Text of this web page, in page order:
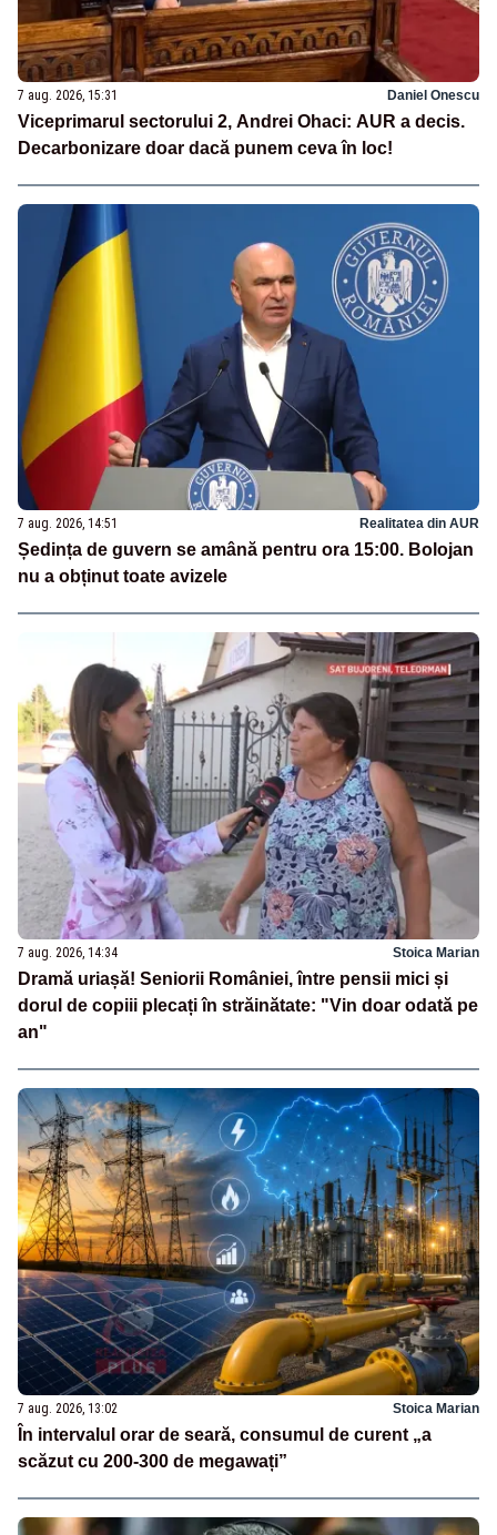
7 aug. 2026, 15:31 Daniel Onescu
Viceprimarul sectorului 2, Andrei Ohaci: AUR a decis.
Decarbonizare doar dacă punem ceva în loc!
7 aug. 2026, 14:51 Realitatea din AUR
Ședința de guvern se amână pentru ora 15:00. Bolojan
nu a obținut toate avizele
7 aug. 2026, 14:34 Stoica Marian
Dramă uriașă! Seniorii României, între pensii mici și
dorul de copiii plecați în străinătate: "Vin doar odată pe
an"
7 aug. 2026, 13:02 Stoica Marian
În intervalul orar de seară, consumul de curent „a
scăzut cu 200-300 de megawați”